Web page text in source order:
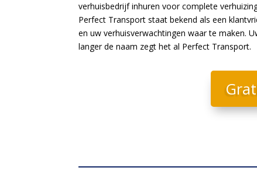
verhuisbedrijf inhuren voor complete
Perfect Transport staat bekend als een
en uw verhuisverwachtingen waar te maken.
langer de naam zegt het al Perfect Transport.